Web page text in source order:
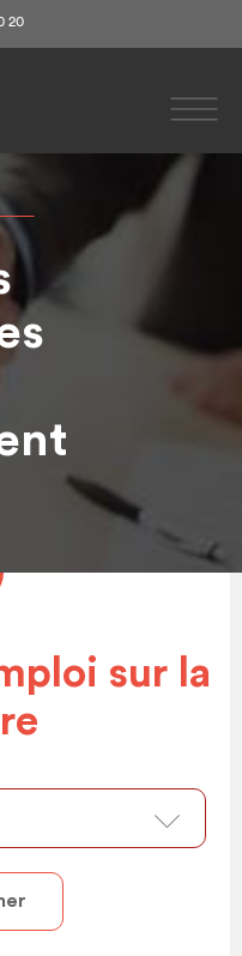
20
m
professionnel
recrutement
professionnel
sur la